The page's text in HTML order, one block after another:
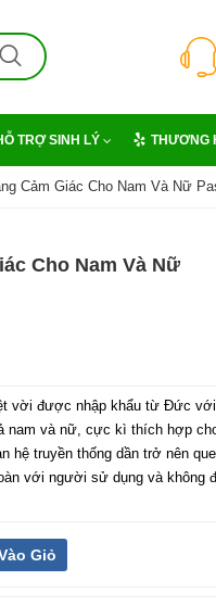
TRỢ SINH LÝ THƯƠNG
Cảm Giác Cho Nam Và Nữ
Cho Nam Và Nữ
vời được nhập khẩu từ Đức với
nam và nữ, cực kì thích hợp
hệ truyền thống dần trở nên
với người sử dụng và không
Giỏ